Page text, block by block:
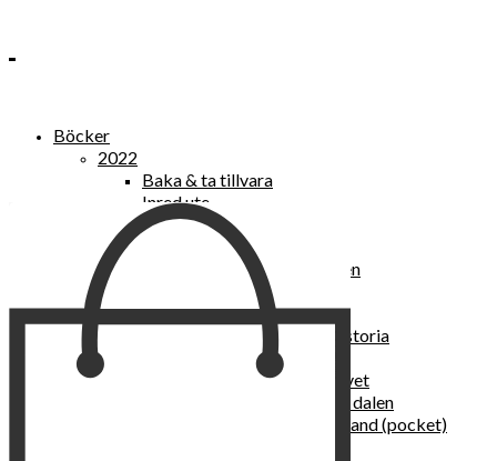
Böcker
2022
Baka & ta tillvara
Inred ute
Power Women
2021
Kvinnan som lekte med elden
“Vi vill nytt, vi begär plats”
Sånger vid avgrunden
Vattenvarelser : en kulturhistoria
Sannas fastebok
Happy skin : ung hud hela livet
Det lilla pensionatet i gröna dalen
I trygghetsnarkomanernas land (pocket)